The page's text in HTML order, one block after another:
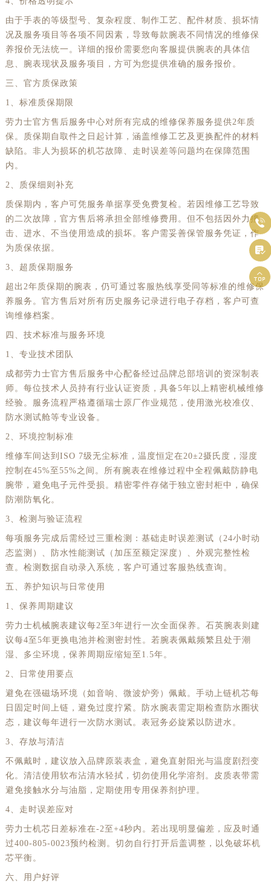
广西壮族自治区柳州市城中区中山中路劳力士售后服务中心（需提前预约）
广西壮族自治区钦州市钦南区金海湾东大街劳力士售后服务中心（需提前预约）
海南省东方市八所镇解放西路劳力士售后服务中心（需提前预约）
海南省琼海市嘉积镇东风路劳力士售后服务中心（需提前预约）
海南省三沙市西沙区西沙群岛永兴岛北京路劳力士售后服务中心（需提前预约）
海南省三亚市吉阳区迎宾路劳力士售后服务中心（需提前预约）
海南省万宁市万城镇解放路劳力士售后服务中心（需提前预约）
海南省文昌市文城镇教育东路劳力士售后服务中心（需提前预约）
香港特别行政区九龙区油尖旺区弥敦道劳力士售后服务中心（需提前预约）
香港特别行政区铜锣湾区湾仔区轩尼诗道劳力士售后服务中心（需提前预约）
河南省安阳市文峰区解放大道劳力士售后服务中心（需提前预约）
河南省焦作市解放区解放路劳力士售后服务中心（需提前预约）
河南省开封市鼓楼区中山路劳力士售后服务中心（需提前预约）
河南省南阳市宛城区范蠡东路与南都路交叉口劳力士售后服务中心（需提前预约）
河南省新乡市红旗区人民路劳力士售后服务中心（需提前预约）
河南省周口市川汇区七一路劳力士售后服务中心（需提前预约）
湖北省黄冈市黄州区赤壁大道劳力士售后服务中心（需提前预约）
湖北省黄石市黄石港区武汉路劳力士售后服务中心（需提前预约）
湖北省十堰市茅箭区人民北路劳力士售后服务中心（需提前预约）
湖北省随州市曾都区青年路劳力士售后服务中心（需提前预约）
由于手表的等级型号、复杂程度、制作工艺、配件材质、损坏情
况及服务项目等各项不同因素，导致每款腕表不同情况的维修保
养报价无法统一。详细的报价需要您向客服提供腕表的具体信
息、腕表现状及服务项目，方可为您提供准确的服务报价。
三、官方质保政策
1、标准质保期限
劳力士官方售后服务中心对所有完成的维修保养服务提供2年质
保。质保期自取件之日起计算，涵盖维修工艺及更换配件的材料
缺陷。非人为损坏的机芯故障、走时误差等问题均在保障范围
内。
2、质保细则补充
质保期内，客户可凭服务单据享受免费复检。若因维修工艺导致
的二次故障，官方售后将承担全部维修费用。但不包括因外力撞
击、进水、不当使用造成的损坏。客户需妥善保管服务凭证，作
为质保依据。
3、超质保期服务
超出2年质保期的腕表，仍可通过客服热线享受同等标准的维修保
养服务。官方售后对所有历史服务记录进行电子存档，客户可查
询维修档案。
四、技术标准与服务环境
1、专业技术团队
成都劳力士官方售后服务中心配备经过品牌总部培训的资深制表
师。每位技术人员持有行业认证资质，具备5年以上精密机械维修
经验。服务流程严格遵循瑞士原厂作业规范，使用激光校准仪、
防水测试舱等专业设备。
2、环境控制标准
维修车间达到ISO 7级无尘标准，温度恒定在20±2摄氏度，湿度
控制在45%至55%之间。所有腕表在维修过程中全程佩戴防静电
腕带，避免电子元件受损。精密零件存储于独立密封柜中，确保
防潮防氧化。
3、检测与验证流程
每项服务完成后需经过三重检测：基础走时误差测试（24小时动
态监测）、防水性能测试（加压至额定深度）、外观完整性检
查。检测数据自动录入系统，客户可通过客服热线查询。
五、养护知识与日常使用
1、保养周期建议
劳力士机械腕表建议每2至3年进行一次全面保养。石英腕表则建
议每4至5年更换电池并检测密封性。若腕表佩戴频繁且处于潮
湿、多尘环境，保养周期应缩短至1.5年。
2、日常使用要点
避免在强磁场环境（如音响、微波炉旁）佩戴。手动上链机芯每
日固定时间上链，避免过度拧紧。防水腕表需定期检查防水圈状
态，建议每年进行一次防水测试。表冠务必旋紧以防进水。
3、存放与清洁
不佩戴时，建议放入品牌原装表盒，避免直射阳光与温度剧烈变
化。清洁使用软布沾清水轻拭，切勿使用化学溶剂。皮质表带需
避免接触水分与油脂，定期使用专用保养剂护理。
4、走时误差应对
劳力士机芯日差标准在-2至+4秒内。若出现明显偏差，应及时通
过400-805-0023预约检测。切勿自行打开后盖调整，以免破坏机
芯平衡。
六、用户好评


